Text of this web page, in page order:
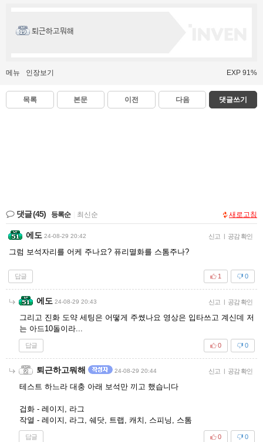
퇴근하고뭐해
메뉴 인장보기 EXP 91%
목록 본문 이전 다음 댓글쓰기
댓글(45) 등록순 최신순 새로고침
에도 24-08-29 20:42 신고 | 공감 확인
그럼 보석자리를 어케 주나요? 퓨리멸화를 스톰주나?
답글 0
1
에도 24-08-29 20:43 신고 | 공감 확인
그리고 진화 도약 세팅은 어떻게 주쎴나요 영상은 입타쓰고 계신데 저
는 아드10돌이라...
답글 0
0
퇴근하고뭐해 24-08-29 20:44 신고 | 공감 확인
테스트 하느라 대충 아래 보석만 끼고 했습니다
겁화 - 레이지, 라그
작열 - 레이지, 라그, 쉐닷, 트랩, 캐치, 스피닝, 스톰
답글 0
0